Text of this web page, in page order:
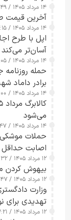
۱۴ مرداد ۱۴۰۵ / ۱۵:۴۹
آخرین قیمت طلا و
۱۴ مرداد ۱۴۰۵ / ۱۲:۱۵
اپل با طرح
آسان‌تر می‌کند
۱۴ مرداد ۱۴۰۵ / ۱۰:۰۵
حمله
برادر داماد
۱۴ مرداد ۱۴۰۵ / ۰۸:۰۰
می‌شود
۱۴ مرداد ۱۴۰۵ / ۰۷:۴۷
حملات موشکی
اصابت حداقل ۳۰ موشک بالستیک+ ویدیو
۱۲ مرداد ۱۴۰۵ / ۱۹:۳۲
بیهوش کردن
۱۲ مرداد ۱۴۰۵ / ۱۸:۴۷
تهدیدی
۱۲ مرداد ۱۴۰۵ / ۱۷:۲۱